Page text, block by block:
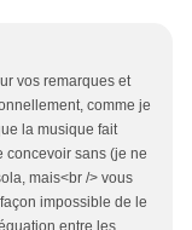
vos remarques et
comme je
la musique fait
concevoir sans (je ne
mais<br /> vous
impossible de le
entre les